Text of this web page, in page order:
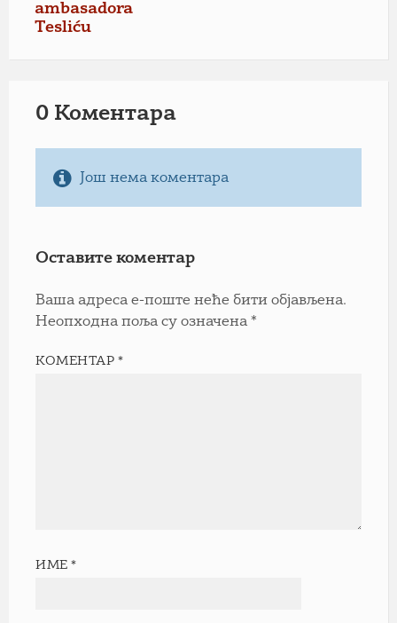
ambasadora
Tesliću
0 Коментарa
Још нема коментара
Оставите коментар
Ваша адреса е-поште неће бити објављена.
Неопходна поља су означена *
КОМЕНТАР*
ИМЕ*